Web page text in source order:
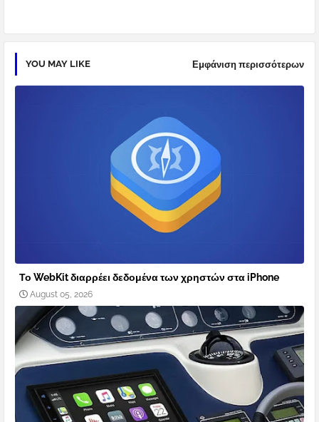
YOU MAY LIKE Εμφάνιση περισσότερων
Το WebKit διαρρέει δεδομένα των χρηστών στα iPhone
August 05, 2026